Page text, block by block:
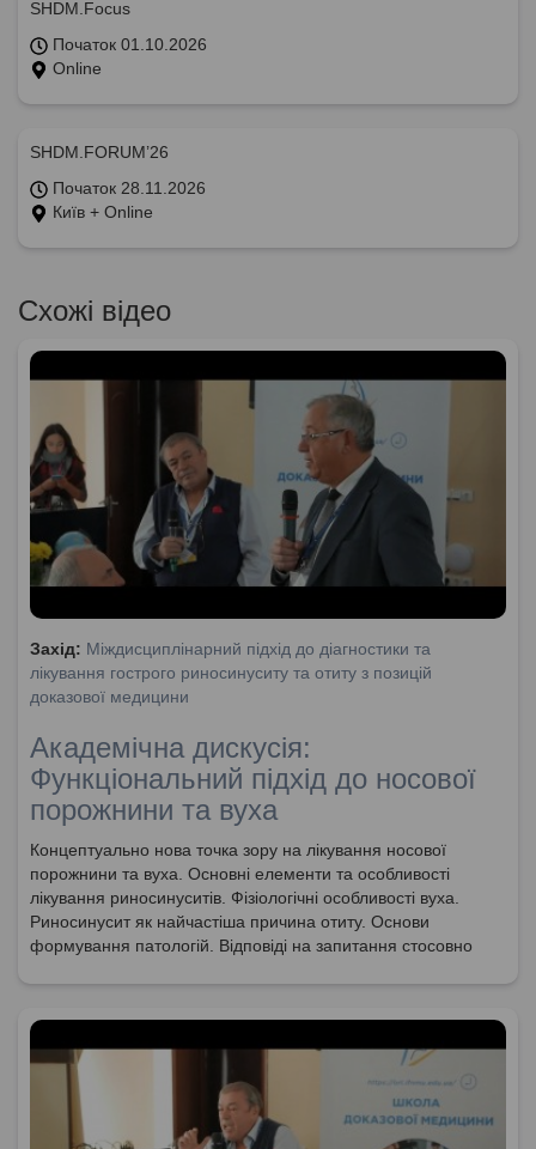
SHDM.Focus
Початок 01.10.2026
Online
SHDM.FORUM’26
Початок 28.11.2026
Київ + Online
Схожі відео
Захід: Міждисциплінарний підхід до діагностики та
лікування гострого риносинуситу та отиту з позицій
доказової медицини
Академічна дискусія:
Функціональний підхід до носової
порожнини та вуха
Концептуально нова точка зору на лікування носової
порожнини та вуха. Основні елементи та особливості
лікування риносинуситів. Фізіологічні особливості вуха.
Риносинусит як найчастіша причина отиту. Основи
формування патологій. Відповіді на запитання стосовно
онкології. Новітні техніки видалення поліпів. Необхідність
Функціональний підхід до лікування та забезпечення
носового дихання. Порушення спровоковані пошкодженням
слизової оболонки.